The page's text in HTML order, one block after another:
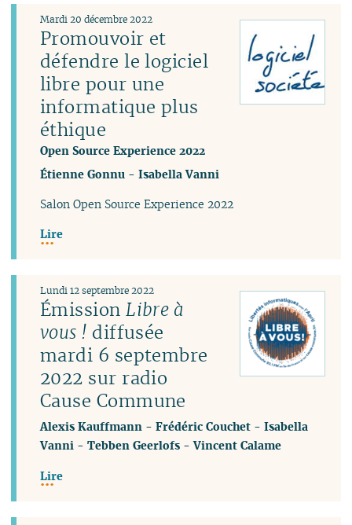
Promouvoir et
défendre le logiciel
libre pour une
informatique plus
éthique
Open Source Experience 2022
Mardi 20 décembre 2022
Étienne Gonnu -Isabella Vanni
Salon Open Source Experience 2022
Lire
ÉmissionLibre à
vous ! diffusée
mardi 6 septembre
2022 sur radio
Cause Commune
Lundi 12 septembre 2022
Alexis Kauffmann -Frédéric Couchet -Isabella
Vanni -Tebben Geerlofs -Vincent Calame
Lire